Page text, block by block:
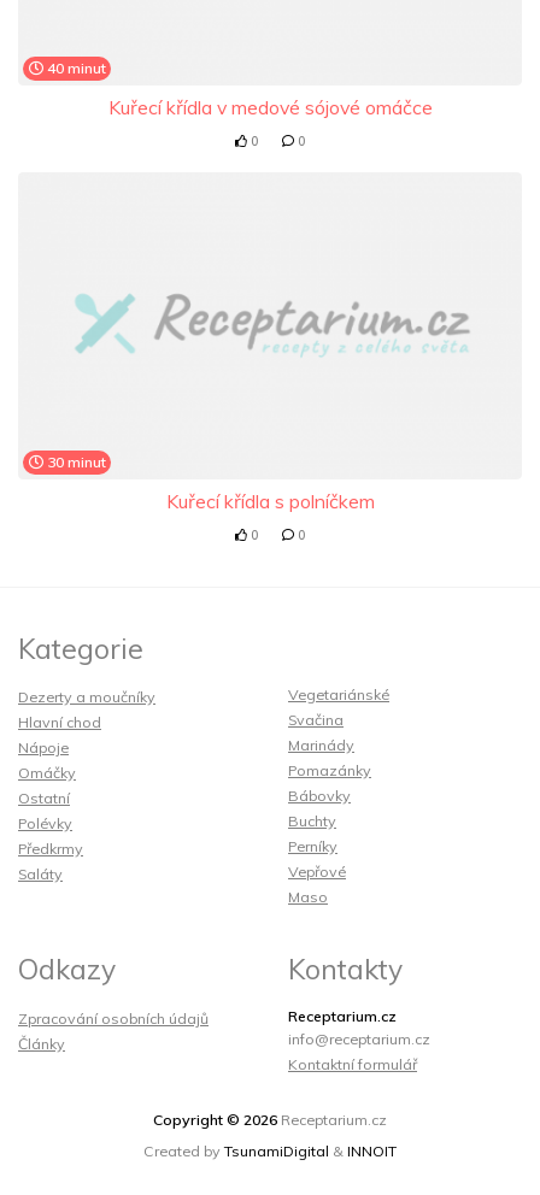
40 minut
Kuřecí křídla v medové sójové omáčce
0 0
30 minut
Kuřecí křídla s polníčkem
0 0
Kategorie
Dezerty a moučníky
Hlavní chod
Nápoje
Omáčky
Ostatní
Polévky
Předkrmy
Saláty
Vegetariánské
Svačina
Marinády
Pomazánky
Bábovky
Buchty
Perníky
Vepřové
Maso
Odkazy
Zpracování osobních údajů
Články
Kontakty
Receptarium.cz
info@receptarium.cz
Kontaktní formulář
Copyright © 2026 Receptarium.cz
Created byTsunamiDigital & INNOIT